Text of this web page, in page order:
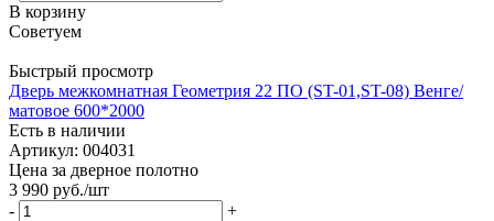
В корзину
Советуем
Быстрый просмотр
Дверь межкомнатная Геометрия 22 ПО (ST-01,ST-08) Венге/
матовое 600*2000
Есть в наличии
Артикул: 004031
Цена за дверное полотно
3 990 руб./шт
-
+